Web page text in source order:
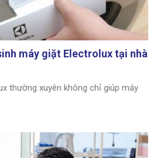
máy giặt Electrolux tại nhà
thường xuyên không chỉ giúp máy